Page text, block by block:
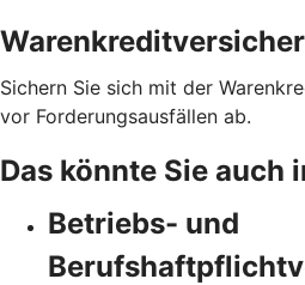
Sichern Sie sich mit der
vor Forderungsausfällen ab.
Das könnte Sie auch
Betriebs- und